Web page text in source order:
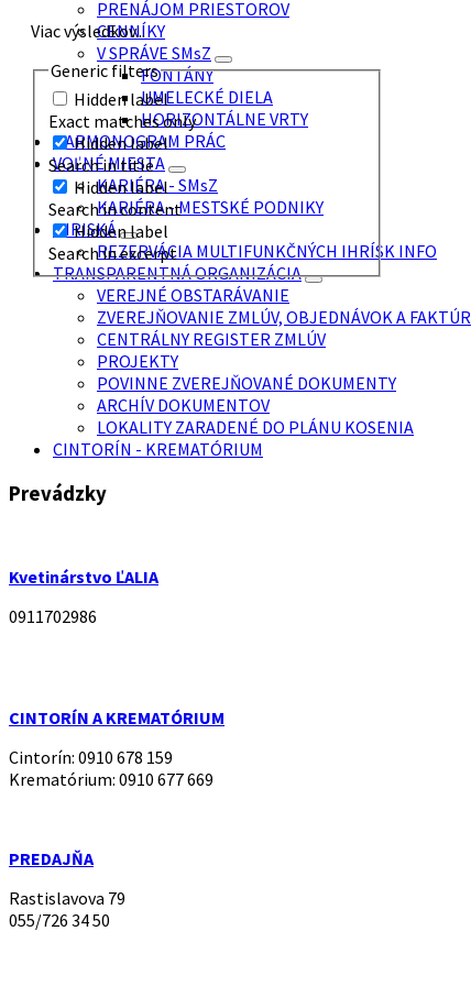
Viac výsledkov...
Generic filters
Hidden label
Exact matches only
Hidden label
Search in title
Hidden label
Search in content
Hidden label
Search in excerpt
PRENÁJOM PRIESTOROV
CENNÍKY
V SPRÁVE SMsZ
FONTÁNY
UMELECKÉ DIELA
HORIZONTÁLNE VRTY
HARMONOGRAM PRÁC
VOĽNÉ MIESTA
KARIÉRA - SMsZ
KARIÉRA - MESTSKÉ PODNIKY
IHRISKÁ
REZERVÁCIA MULTIFUNKČNÝCH IHRÍSK INFO
TRANSPARENTNÁ ORGANIZÁCIA
VEREJNÉ OBSTARÁVANIE
ZVEREJŇOVANIE ZMLÚV, OBJEDNÁVOK A FAKTÚR
CENTRÁLNY REGISTER ZMLÚV
PROJEKTY
POVINNE ZVEREJŇOVANÉ DOKUMENTY
ARCHÍV DOKUMENTOV
LOKALITY ZARADENÉ DO PLÁNU KOSENIA
CINTORÍN - KREMATÓRIUM
Prevádzky
Kvetinárstvo ĽALIA
0911702986
CINTORÍN A KREMATÓRIUM
Cintorín: 0910 678 159
Krematórium: 0910 677 669
PREDAJŇA
Rastislavova 79
055/726 34 50